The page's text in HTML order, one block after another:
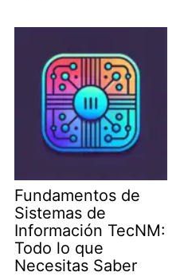
Fundamentos de
Sistemas de
Información TecNM:
Todo lo que
Necesitas Saber